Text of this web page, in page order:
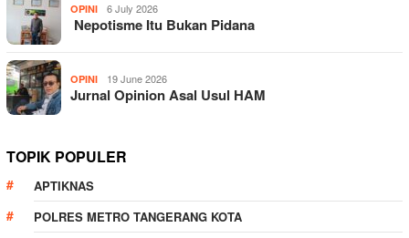
OPINI 6 July 2026
Nepotisme Itu Bukan Pidana
OPINI 19 June 2026
Jurnal Opinion Asal Usul HAM
TOPIK POPULER
APTIKNAS
POLRES METRO TANGERANG KOTA